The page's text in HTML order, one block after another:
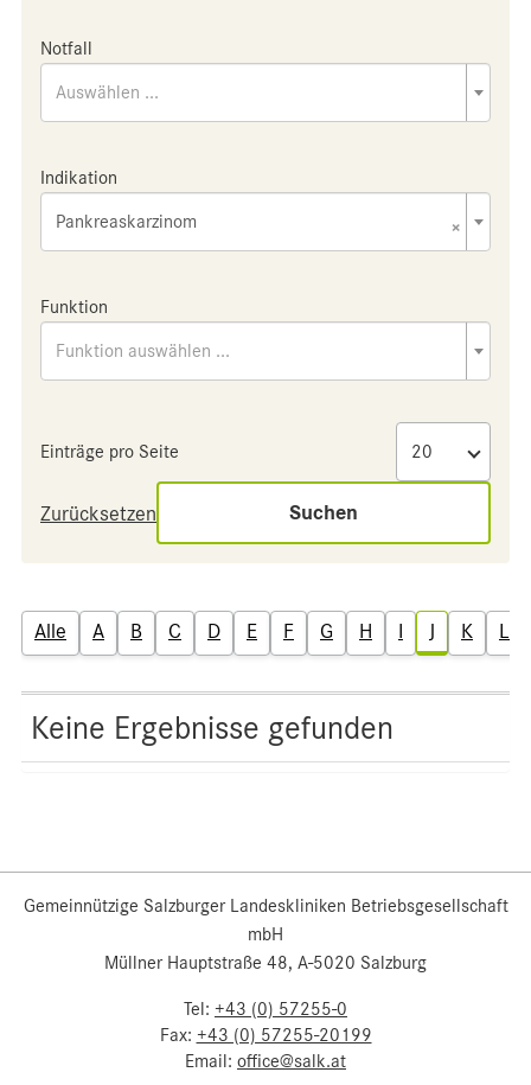
Notfall
Auswählen ...
Indikation
×
Pankreaskarzinom
Funktion
Funktion auswählen ...
Einträge pro Seite
Zurücksetzen Suchen
Alle A B C D E F G H I J K L
Keine Ergebnisse gefunden
Gemeinnützige Salzburger Landeskliniken Betriebsgesellschaft
mbH
Müllner Hauptstraße 48, A-5020 Salzburg
Tel: +43 (0) 57255-0
Fax: +43 (0) 57255-20199
Email: office@salk.at